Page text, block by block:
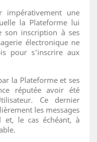
une
la Plateforme lui
son inscription à ses
électronique ne
pour s'inscrire aux
la Plateforme et ses
réputée avoir été
Ce dernier
les messages
et, le cas échéant, à